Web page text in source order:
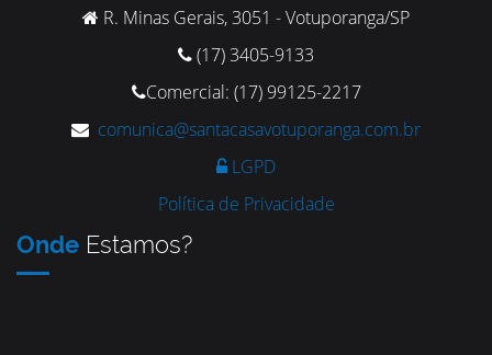
R. Minas Gerais, 3051 - Votuporanga/SP
(17) 3405-9133
Comercial: (17) 99125-2217
comunica@santacasavotuporanga.com.br
LGPD
Política de Privacidade
Onde Estamos?